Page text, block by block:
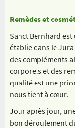
Remèdes et
Sanct Bernhard
établie dans le
des compléments
corporels et des
qualité est une
nous tient à cœur.
Jour après jour,
bon déroulement